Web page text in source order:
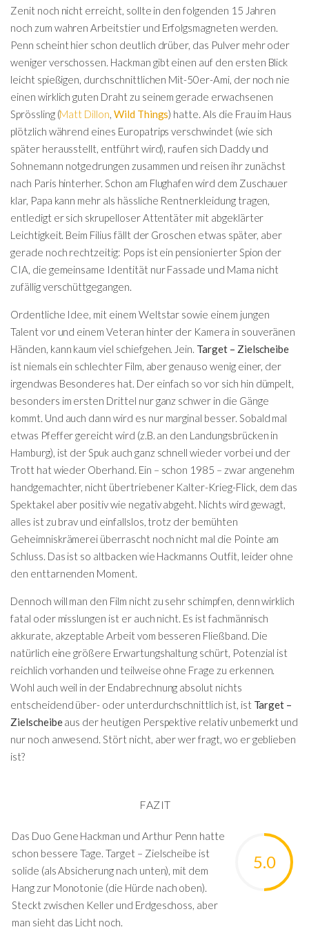
Zenit noch nicht erreicht, sollte in den folgenden 15 Jahren
noch zum wahren Arbeitstier und Erfolgsmagneten werden.
Penn scheint hier schon deutlich drüber, das Pulver mehr oder
weniger verschossen. Hackman gibt einen auf den ersten Blick
leicht spießigen, durchschnittlichen Mit-50er-Ami, der noch nie
einen wirklich guten Draht zu seinem gerade erwachsenen
Sprössling (Matt Dillon Wild Things) hatte. Als die Frau im Haus
plötzlich während eines Europatrips verschwindet (wie sich
später herausstellt, entführt wird), raufen sich Daddy und
Sohnemann notgedrungen zusammen und reisen ihr zunächst
nach Paris hinterher. Schon am Flughafen wird dem Zuschauer
klar, Papa kann mehr als hässliche Rentnerkleidung tragen,
entledigt er sich skrupelloser Attentäter mit abgeklärter
Leichtigkeit. Beim Filius fällt der Groschen etwas später, aber
gerade noch rechtzeitig: Pops ist ein pensionierter Spion der
CIA, die gemeinsame Identität nur Fassade und Mama nicht
zufällig verschüttgegangen.
Ordentliche Idee, mit einem Weltstar sowie einem jungen
Talent vor und einem Veteran hinter der Kamera in souveränen
Händen, kann kaum viel schiefgehen. Jein. Target – Zielscheibe
ist niemals ein schlechter Film, aber genauso wenig einer, der
irgendwas Besonderes hat. Der einfach so vor sich hin dümpelt,
besonders im ersten Drittel nur ganz schwer in die Gänge
kommt. Und auch dann wird es nur marginal besser. Sobald mal
etwas Pfeffer gereicht wird (z.B. an den Landungsbrücken in
Hamburg), ist der Spuk auch ganz schnell wieder vorbei und der
Trott hat wieder Oberhand. Ein – schon 1985 – zwar angenehm
handgemachter, nicht übertriebener Kalter-Krieg-Flick, dem das
Spektakel aber positiv wie negativ abgeht. Nichts wird gewagt,
alles ist zu brav und einfallslos, trotz der bemühten
Geheimniskrämerei überrascht noch nicht mal die Pointe am
Schluss. Das ist so altbacken wie Hackmanns Outfit, leider ohne
den enttarnenden Moment.
Dennoch will man den Film nicht zu sehr schimpfen, denn wirklich
fatal oder misslungen ist er auch nicht. Es ist fachmännisch
akkurate, akzeptable Arbeit vom besseren Fließband. Die
natürlich eine größere Erwartungshaltung schürt, Potenzial ist
reichlich vorhanden und teilweise ohne Frage zu erkennen.
Wohl auch weil in der Endabrechnung absolut nichts
entscheidend über- oder unterdurchschnittlich ist, ist Target –
Zielscheibeaus der heutigen Perspektive relativ unbemerkt und
nur noch anwesend. Stört nicht, aber wer fragt, wo er geblieben
ist?
FAZIT
5.0
Das Duo Gene Hackman und Arthur Penn hatte
schon bessere Tage. Target – Zielscheibe ist
solide (als Absicherung nach unten), mit dem
Hang zur Monotonie (die Hürde nach oben).
Steckt zwischen Keller und Erdgeschoss, aber
man sieht das Licht noch.